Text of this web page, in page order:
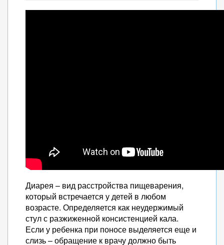
Диарея – вид расстройства пищеварения,
который встречается у детей в любом
возрасте. Определяется как неудержимый
стул с разжиженной консистенцией кала.
Если у ребенка при поносе выделяется еще и
слизь – обращение к врачу должно быть